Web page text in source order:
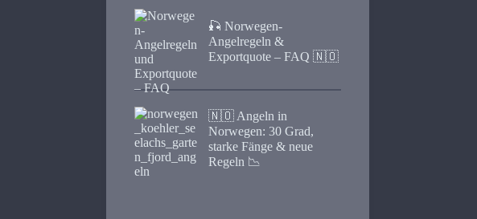
🎣 Norwegen-
Angelregeln &
Exportquote – FAQ 🇳🇴
🇳🇴 Angeln in
Norwegen: 30 Grad,
starke Fänge & neue
Regeln 📉